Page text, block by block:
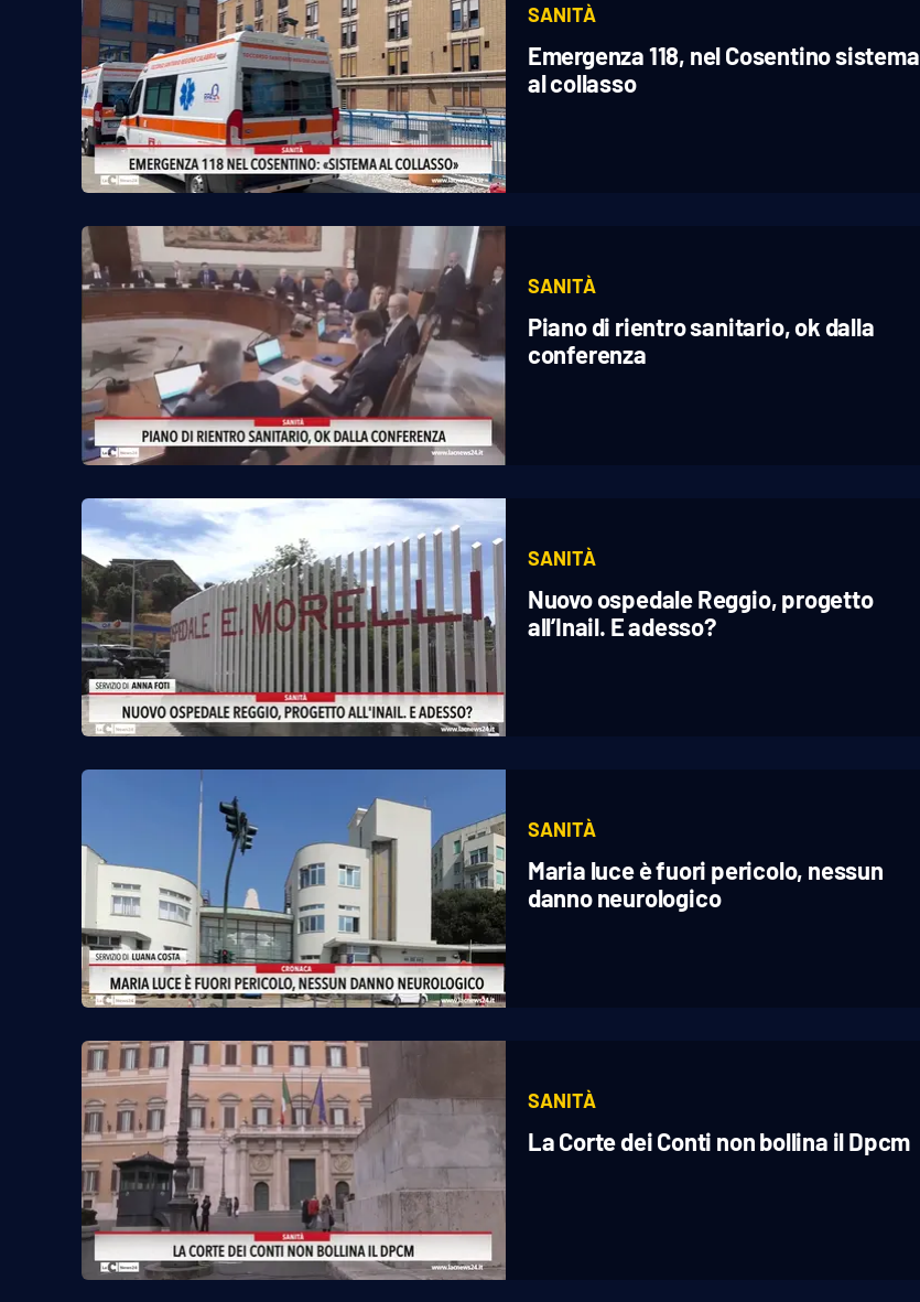
Le perfidie di Antonella Grippo
Venti di comunicazione
Streaming
LaC Network
Reggio Calabria
Lamezia Terme
Calabriavisione
Destinazioni
SANITÀ
Emergenza 118, nel Cosentino sistema
al collasso
SANITÀ
Piano di rientro sanitario, ok dalla
conferenza
SANITÀ
Nuovo ospedale Reggio, progetto
all’Inail. E adesso?
SANITÀ
Maria luce è fuori pericolo, nessun
danno neurologico
SANITÀ
La Corte dei Conti non bollina il Dpcm